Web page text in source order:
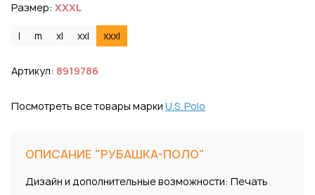
Размер: XXXL
l m xl xxl xxxl
Артикул: 8919786
Посмотреть все товары марки U.S. Polo
ОПИСАНИЕ "РУБАШКА-ПОЛО"
Дизайн и дополнительные возможности: Печать